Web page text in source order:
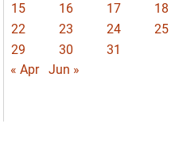
15
16 17 18
22
23 24 25
29
30
31
« Apr
Jun »